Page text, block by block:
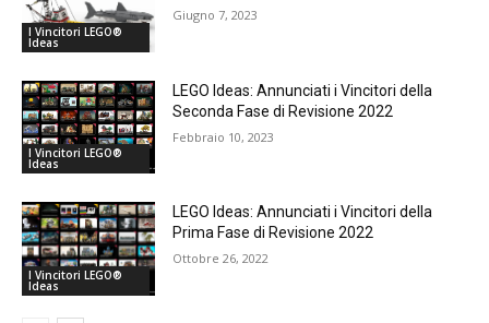
I Vincitori LEGO®
Ideas
Giugno 7, 2023
I Vincitori LEGO®
Ideas
LEGO Ideas: Annunciati i Vincitori della
Seconda Fase di Revisione 2022
Febbraio 10, 2023
I Vincitori LEGO®
Ideas
LEGO Ideas: Annunciati i Vincitori della
Prima Fase di Revisione 2022
Ottobre 26, 2022